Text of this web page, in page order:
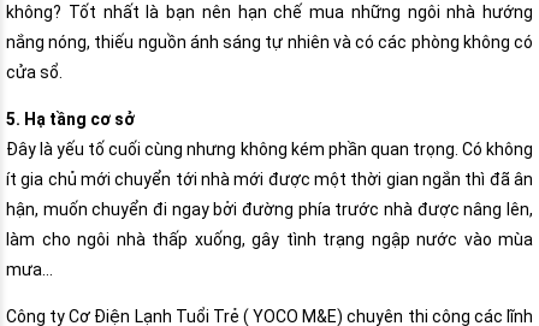
không? Tốt nhất là bạn nên hạn chế mua những ngôi nhà hướng
nắng nóng, thiếu nguồn ánh sáng tự nhiên và có các phòng không có
cửa sổ.
5. Hạ tầng cơ sở
Đây là yếu tố cuối cùng nhưng không kém phần quan trọng. Có không
ít gia chủ mới chuyển tới nhà mới được một thời gian ngắn thì đã ân
hận, muốn chuyển đi ngay bởi đường phía trước nhà được nâng lên,
làm cho ngôi nhà thấp xuống, gây tình trạng ngập nước vào mùa
mưa…
Công ty Cơ Điện Lạnh Tuổi Trẻ ( YOCO M&E) chuyên thi công các lĩnh